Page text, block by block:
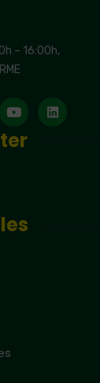
– 16:00h,